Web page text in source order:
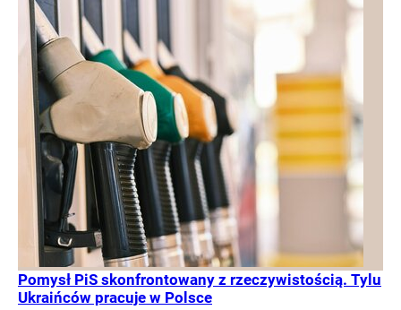
Pomysł PiS skonfrontowany z rzeczywistością. Tylu
Ukraińców pracuje w Polsce